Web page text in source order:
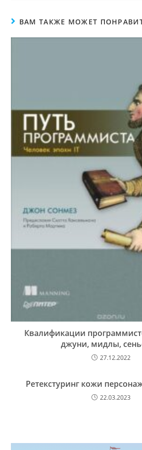
ВАМ ТАКЖЕ МОЖЕТ
Квалификации
джуни, мидлы,
27.12.2022
Ретекстуринг кожи
22.03.2023